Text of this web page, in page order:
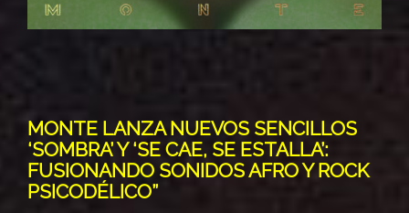
MONTE LANZA NUEVOS SENCILLOS
‘SOMBRA’ Y ‘SE CAE, SE ESTALLA’:
FUSIONANDO SONIDOS AFRO Y ROCK
PSICODÉLICO”